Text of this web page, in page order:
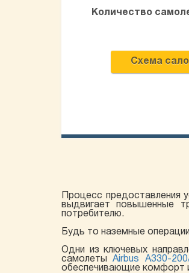
Количество
Схема
Процесс предоставления
выдвигает повышенные
потребителю.
Будь то наземные
Одни из ключевых
самолетыAirbus A330-
обеспечивающие комфорт